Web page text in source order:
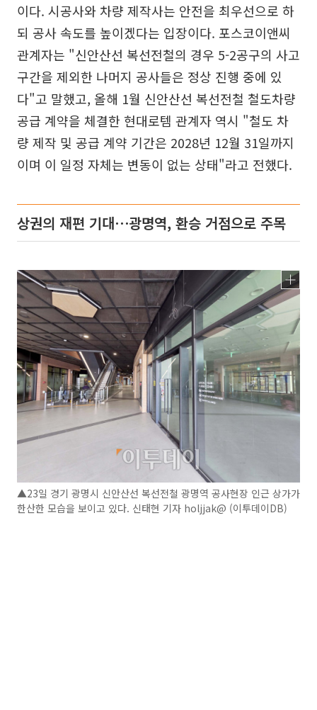
이다. 시공사와 차량 제작사는 안전을 최우선으로 하
되 공사 속도를 높이겠다는 입장이다. 포스코이앤씨
관계자는 "신안산선 복선전철의 경우 5-2공구의 사고
구간을 제외한 나머지 공사들은 정상 진행 중에 있
다"고 말했고, 올해 1월 신안산선 복선전철 철도차량
공급 계약을 체결한 현대로템 관계자 역시 "철도 차
량 제작 및 공급 계약 기간은 2028년 12월 31일까지
이며 이 일정 자체는 변동이 없는 상태"라고 전했다.
상권의 재편 기대⋯광명역, 환승 거점으로 주목
▲23일 경기 광명시 신안산선 복선전철 광명역 공사현장 인근 상가가
한산한 모습을 보이고 있다. 신태현 기자 holjjak@ (이투데이DB)